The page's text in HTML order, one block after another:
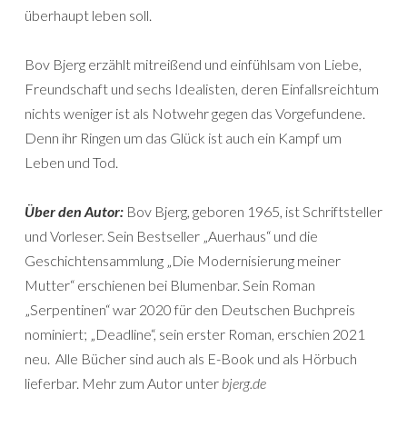
überhaupt leben soll.
Bov Bjerg erzählt mitreißend und einfühlsam von Liebe,
Freundschaft und sechs Idealisten, deren Einfallsreichtum
nichts weniger ist als Notwehr gegen das Vorgefundene.
Denn ihr Ringen um das Glück ist auch ein Kampf um
Leben und Tod.
Über den Autor: Bov Bjerg, geboren 1965, ist Schriftsteller
und Vorleser. Sein Bestseller „Auerhaus“ und die
Geschichtensammlung „Die Modernisierung meiner
Mutter“ erschienen bei Blumenbar. Sein Roman
„Serpentinen“ war 2020 für den Deutschen Buchpreis
nominiert; „Deadline“, sein erster Roman, erschien 2021
neu. Alle Bücher sind auch als E-Book und als Hörbuch
lieferbar. Mehr zum Autor unter bjerg.de